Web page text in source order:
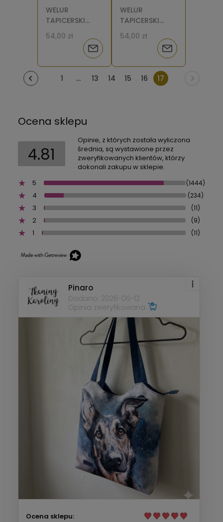
WELUR
TAPICERSKI
Liście
tropikalne na
pasach [6-8]
54,00 zł
Powiadom
o
WELUR
TAPICERSKI
Pepitka duża
[6-8]
54,00 zł
Powiadom
o
dostępności
1 ... 13 14 15 16 17
Ocena sklepu
4.81
Opinie, z których została wyliczona
średnia, są wystawione przez
zweryfikowanych klientów, którzy
dokonali zakupu w sklepie.
5
(1444)
4 (234)
3 (11)
2 (9)
1 (11)
Pinaro
Dodano: 2026-06-12
Opinia zweryfikowana
Ocena sklepu: